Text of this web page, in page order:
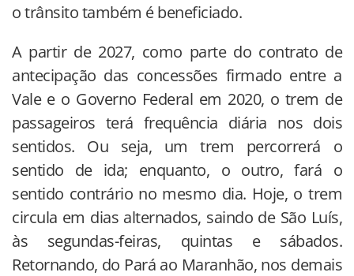
o trânsito também é beneficiado.
A partir de 2027, como parte do contrato de
antecipação das concessões firmado entre a
Vale e o Governo Federal em 2020, o trem de
passageiros terá frequência diária nos dois
sentidos. Ou seja, um trem percorrerá o
sentido de ida; enquanto, o outro, fará o
sentido contrário no mesmo dia. Hoje, o trem
circula em dias alternados, saindo de São Luís,
às segundas-feiras, quintas e sábados.
Retornando, do Pará ao Maranhão, nos demais